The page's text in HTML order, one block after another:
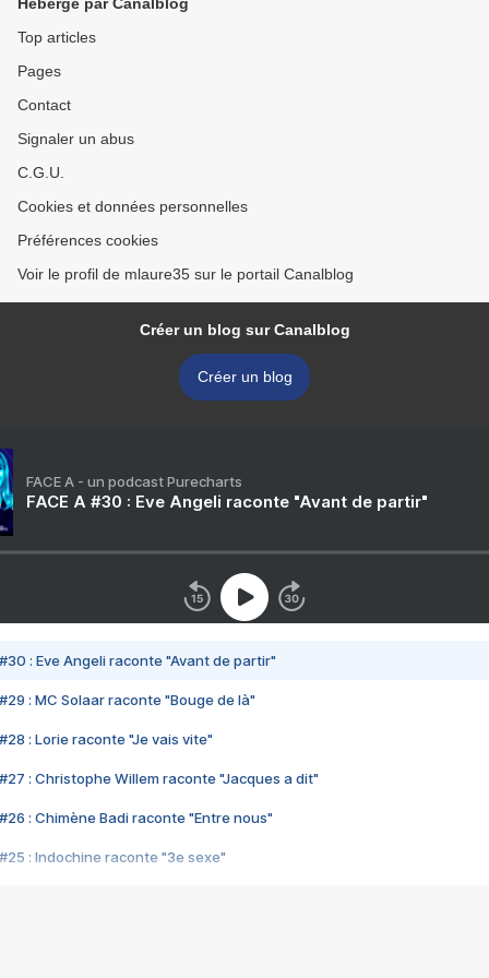
Top articles
Pages
Contact
Signaler un abus
C.G.U.
Cookies et données personnelles
Préférences cookies
Voir le profil de mlaure35 sur le portail Canalblog
Créer un blog sur Canalblog
Créer un blog
FACE A - un podcast Purecharts
FACE A #30 : Eve Angeli raconte "Avant de partir"
#30 : Eve Angeli raconte "Avant de partir"
#29 : MC Solaar raconte "Bouge de là"
#28 : Lorie raconte "Je vais vite"
#27 : Christophe Willem raconte "Jacques a dit"
#26 : Chimène Badi raconte "Entre nous"
#25 : Indochine raconte "3e sexe"